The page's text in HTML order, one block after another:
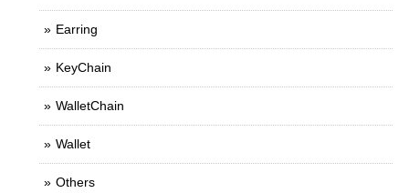
Earring
KeyChain
WalletChain
Wallet
Others